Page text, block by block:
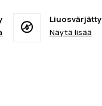
Liuosvärjätty
Näytä lisää